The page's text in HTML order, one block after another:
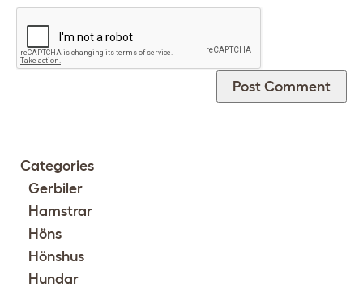
Categories
Gerbiler
Hamstrar
Höns
Hönshus
Hundar